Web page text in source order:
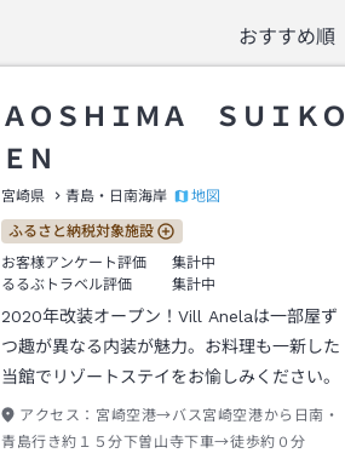
おすすめ順
ＡＯＳＨＩＭＡ ＳＵＩＫＯ
ＥＮ
宮崎県 青島・日南海岸 地図
ふるさと納税対象施設
お客様アンケート評価
集計中
るるぶトラベル評価
集計中
2020年改装オープン！Vill Anelaは一部屋ず
つ趣が異なる内装が魅力。お料理も一新した
当館でリゾートステイをお愉しみください。
アクセス： 宮崎空港→バス宮崎空港から日南・
青島行き約１５分下曽山寺下車→徒歩約０分